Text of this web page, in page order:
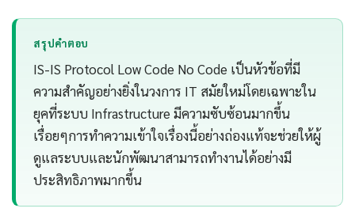
สรุปคำตอบ
IS-IS Protocol Low Code No Code เป็นหัวข้อที่มี
ความสำคัญอย่างยิ่งในวงการ IT สมัยใหม่โดยเฉพาะใน
ยุคที่ระบบ Infrastructure มีความซับซ้อนมากขึ้น
เรื่อยๆการทำความเข้าใจเรื่องนี้อย่างถ่องแท้จะช่วยให้ผู้
ดูแลระบบและนักพัฒนาสามารถทำงานได้อย่างมี
ประสิทธิภาพมากขึ้น